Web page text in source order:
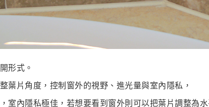
形式。
葉片角度，控制窗外的視野、進光量與室內隱私，
室內隱私極佳，若想要看到窗外則可以把葉片調整為